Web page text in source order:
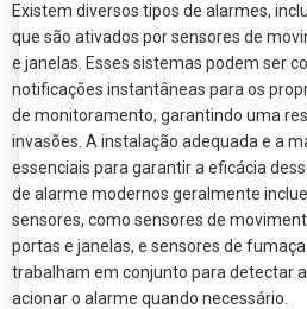
Existem diversos tipos de alarmes,
que são ativados por sensores de
e janelas. Esses sistemas podem ser
notificações instantâneas para os
de monitoramento, garantindo uma
invasões. A instalação adequada e a
essenciais para garantir a eficácia
de alarme modernos geralmente
sensores, como sensores de
portas e janelas, e sensores de
trabalham em conjunto para detectar
acionar o alarme quando necessário.